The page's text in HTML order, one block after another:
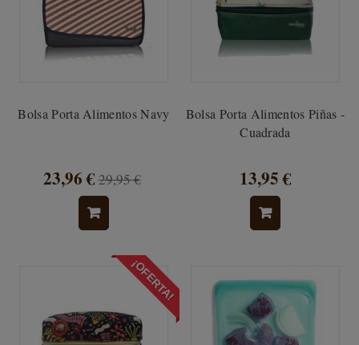
Bolsa Porta Alimentos Navy
23,96 €29,95 €
Bolsa Porta Alimentos Piñas -
Cuadrada
13,95 €
¡OFERTA!